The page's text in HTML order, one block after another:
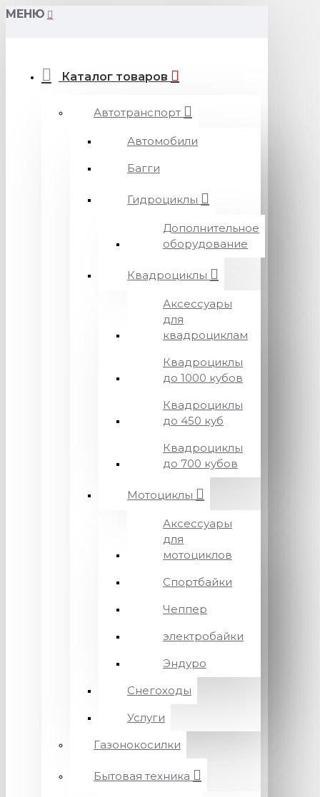
МЕНЮ
Каталог товаров
Автотранспорт
Автомобили
Багги
Гидроциклы
Дополнительное
оборудование
Квадроциклы
Аксессуары
для
квадроциклам
Квадроциклы
до 1000 кубов
Квадроциклы
до 450 куб
Квадроциклы
до 700 кубов
Мотоциклы
Аксессуары
для
мотоциклов
Спортбайки
Чеппер
электробайки
Эндуро
Снегоходы
Услуги
Газонокосилки
Бытовая техника